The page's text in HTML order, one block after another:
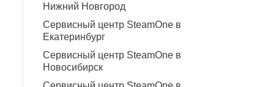
Нижний Новгород
Сервисный центр SteamOne в
Екатеринбург
Сервисный центр SteamOne в
Новосибирск